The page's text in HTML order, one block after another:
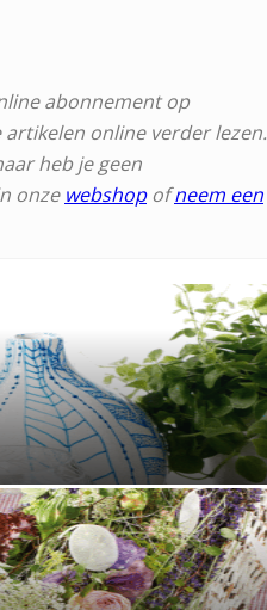
abonnement op
online verder lezen.
heb je geen
onze webshopofneem een